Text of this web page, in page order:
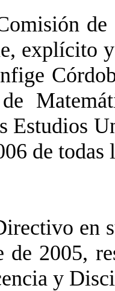
explícito
Estudios
de todas
en
de 2005,
y